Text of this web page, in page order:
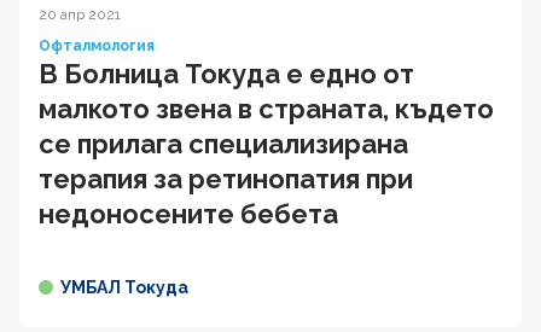
20 апр 2021
Офталмология
В Болница Токуда е едно от
малкото звена в страната, където
се прилага специализирана
терапия за ретинопатия при
недоносените бебета
УМБАЛ Токуда